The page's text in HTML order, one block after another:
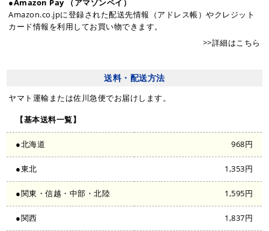
●Amazon Pay （アマゾンペイ）
Amazon.co.jpに登録された配送先情報（アドレス帳）やクレジット
カード情報を利用してお買い物できます。
>>詳細はこちら
送料・配送方法
ヤマト運輸または佐川急便でお届けします。
【基本送料一覧】
●北海道 968円
●東北 1,353円
●関東・信越・中部・北陸 1,595円
●関西 1,837円